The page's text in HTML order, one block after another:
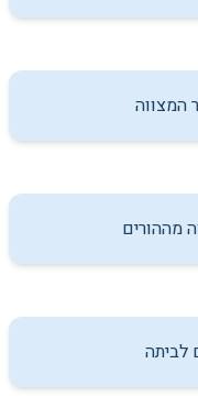
מההורים
לביתה